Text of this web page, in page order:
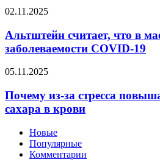
ребенку
Альтштейн
что
в
мае
волна
COVID-
19
02.11.2025
Альтштейн считает, что в
заболеваемости COVID-19
Почему
за
стресса
повышается
сахара
крови
05.11.2025
Почему из-за стресса
сахара в крови
Новые
Популярные
Комментарии